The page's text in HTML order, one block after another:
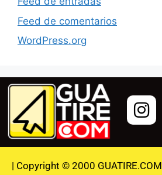
Feed de comentarios
WordPress.org
| Copyright © 2000 GUATIRE.COM